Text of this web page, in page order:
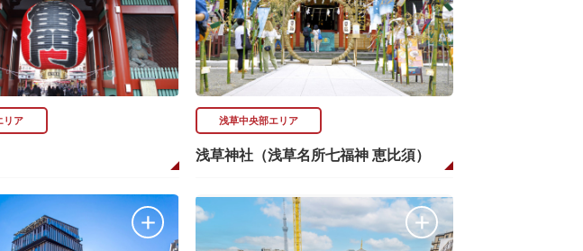
リア 浅草中央部エリア
浅草神社（浅草名所七福神 恵比須）